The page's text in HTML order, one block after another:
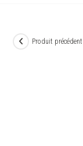
Produit précédent